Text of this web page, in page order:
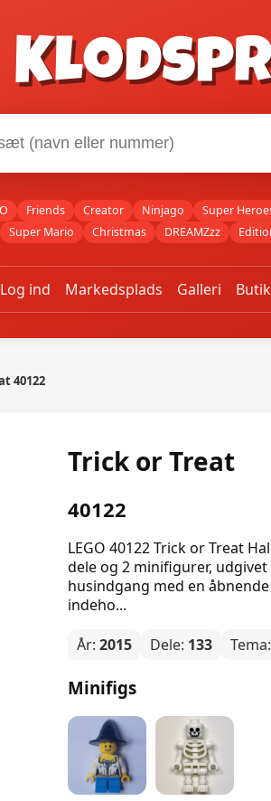
Friends Creator Ninjago Super
Super Mario Christmas DREAMZzz
Log ind Markedsplads Galleri
40122
Trick or Treat
40122
LEGO 40122 Trick or Treat
dele og 2 minifigurer,
husindgang med en
indeho...
År:2015 Dele: 133 Tema:
Minifigs